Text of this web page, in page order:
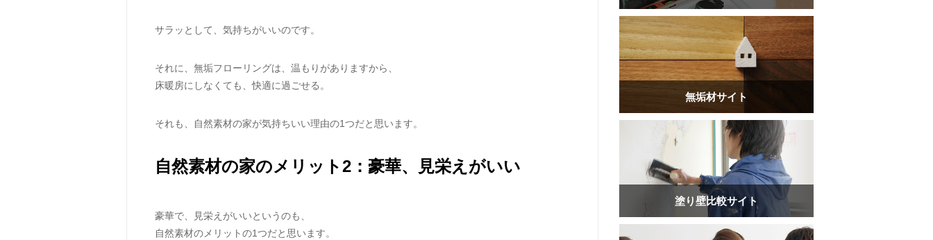
サラッとして、気持ちがいいのです。
それに、無垢フローリングは、温もりがありますから、
床暖房にしなくても、快適に過ごせる。
それも、自然素材の家が気持ちいい理由の1つだと思います。
自然素材の家のメリット2：豪華、見栄えがいい
豪華で、見栄えがいいというのも、
自然素材のメリットの1つだと思います。
無垢材サイト
塗り壁比較サイト